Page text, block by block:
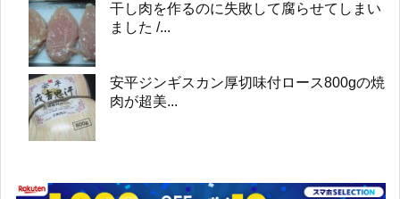
干し肉を作るのに失敗して腐らせてしまい
ました /...
安平ジンギスカン厚切味付ロース800gの焼
肉が超美...